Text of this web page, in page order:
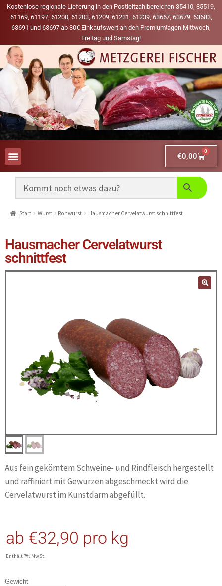
Kostenlose regionale Lieferung in den Postleitzahlbereichen 35410, 35519,
61169, 61197, 61200, 61203, 61209, 61231, 61239, 63667, 63679, 63683,
63691 und 63697 ab 30€ Einkaufswert an den Premiumtagen Mittwoch,
Freitag und Samstag!
€0,00
0
Start Wurst Rohwurst Hausmacher Cervelatwurst schnittfest
Hausmacher Cervelatwurst
schnittfest
Aus fein gekörntem Schweine- und Rindfleisch hergestellt
und raffiniert mit Gewürzen abgeschmeckt wird die
Cervelatwurst im Kunstdarm abgefüllt.
ab €32,90 pro kg
Enthält 7% MwSt.
Gewicht